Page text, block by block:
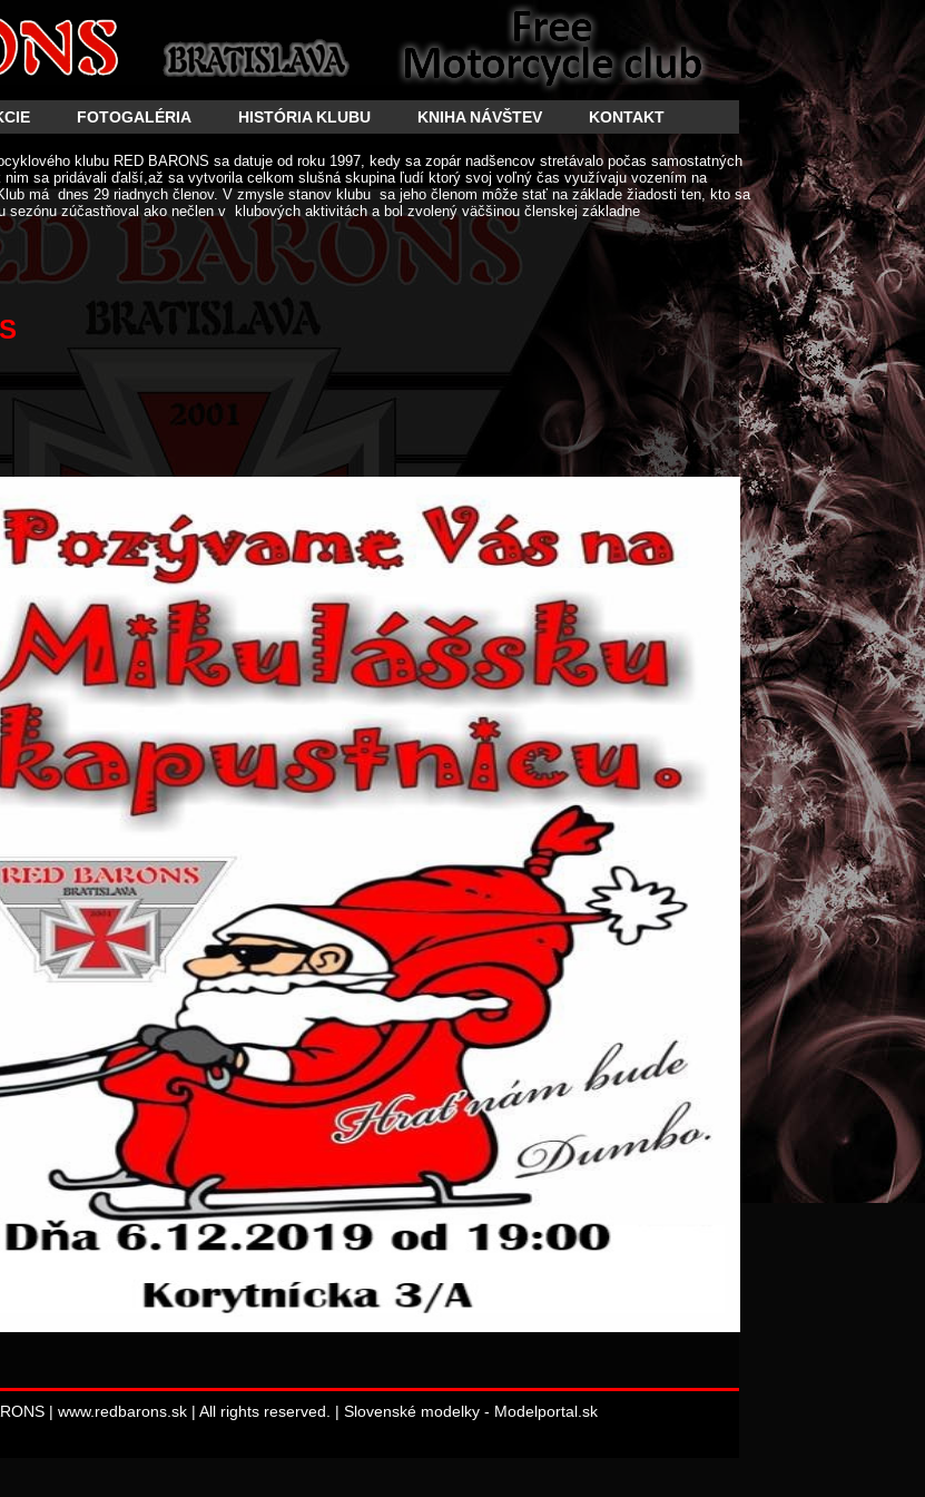
FOTOGALÉRIA HISTÓRIA KLUBU KNIHA NÁVŠTEV KONTAKT
klubu RED BARONS sa datuje od roku 1997, kedy sa zopár nadšencov stretávalo počas samostatných
nim sa pridávali ďalší,až sa vytvorila celkom slušná skupina ľudí ktorý svoj voľný čas využívaju vozením na
má dnes 29 riadnych členov. V zmysle stanov klubu sa jeho členom môže stať na základe žiadosti ten, kto sa
sezónu zúčastňoval ako nečlen v klubových aktivitách a bol zvolený väčšinou členskej základne
| www.redbarons.sk | All rights reserved. | Slovenské modelky - Modelportal.sk